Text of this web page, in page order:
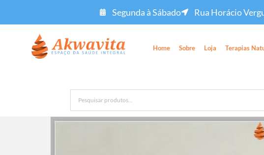
Segunda à Sábado Rua Horácio
Home Sobre Loja Terapias